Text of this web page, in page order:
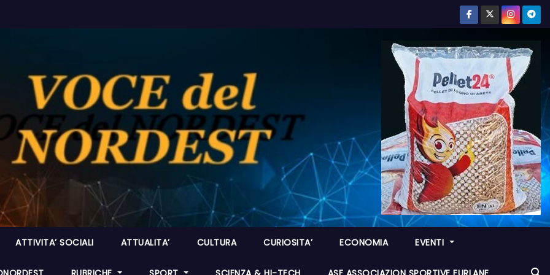
ATTIVITA’ SOCIALI ATTUALITA’ CULTURA CURIOSITA’ ECONOMIA EVENTI